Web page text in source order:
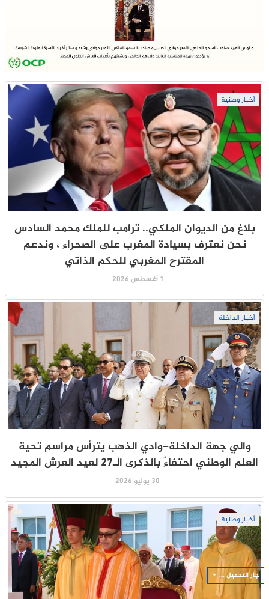
أخبار وطنية
بلاغ من الديوان الملكي.. ترامب للملك محمد السادس
نحن نعترف بسيادة المغرب على الصحراء ، وندعم
المقترح المغربي للحكم الذاتي
1 أغسطس 2026
أخبار الداخلة
والي جهة الداخلة–وادي الذهب يترأس مراسم تحية
العلم الوطني احتفاءً بالذكرى الـ27 لعيد العرش المجيد
30 يوليو 2026
أخبار وطنية
جار التحميل ...